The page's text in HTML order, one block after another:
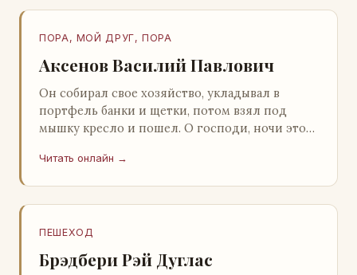
ПОРА, МОЙ ДРУГ, ПОРА
Аксенов Василий Павлович
Он собирал свое хозяйство, укладывал в
портфель банки и щетки, потом взял под
мышку кресло и пошел. О господи, ночи этой
заставлял…
Читать онлайн →
ПЕШЕХОД
Брэдбери Рэй Дуглас